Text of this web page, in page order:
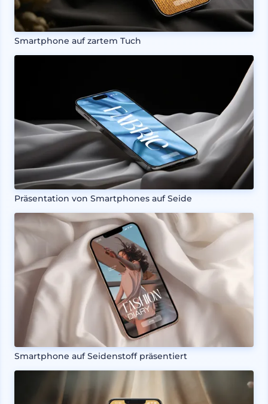
Smartphone auf zartem Tuch
Präsentation von Smartphones auf Seide
Smartphone auf Seidenstoff präsentiert